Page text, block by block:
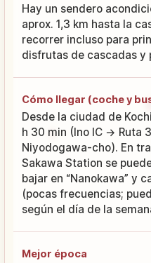
Hay un sendero
aprox. 1,3 km hasta la
recorrer incluso para
disfrutas de cascadas y
Cómo llegar (coche y
Desde la ciudad de
h 30 min (Ino IC → Ruta
Niyodogawa-cho). En
Sakawa Station se
bajar en “Nanokawa” y
(pocas frecuencias;
según el día de la
Mejor época